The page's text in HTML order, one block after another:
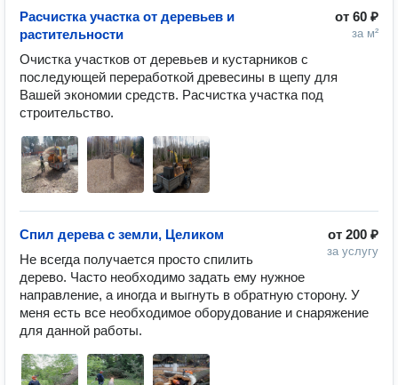
от 60 ₽
за м²
Расчистка участка от деревьев и
растительности
Очистка участков от деревьев и кустарников с
последующей переработкой древесины в щепу для
Вашей экономии средств. Расчистка участка под
строительство.
от 200 ₽
за услугу
Спил дерева с земли, Целиком
Не всегда получается просто спилить
дерево. Часто необходимо задать ему нужное
направление, а иногда и выгнуть в обратную сторону. У
меня есть все необходимое оборудование и снаряжение
для данной работы.